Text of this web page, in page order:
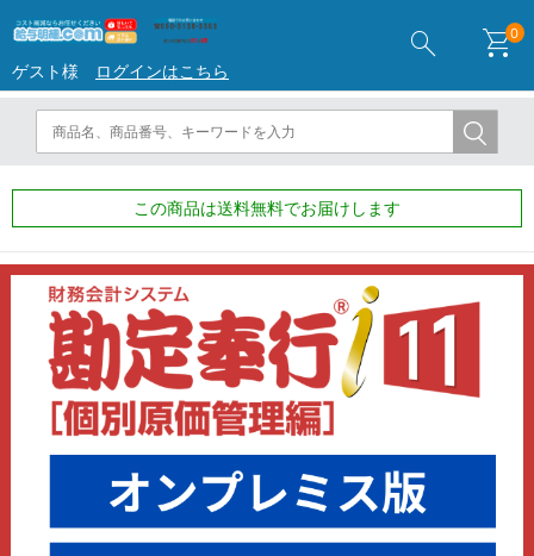
ゲスト様 ログインはこちら
search shopping_cart0
この商品は送料無料でお届けします